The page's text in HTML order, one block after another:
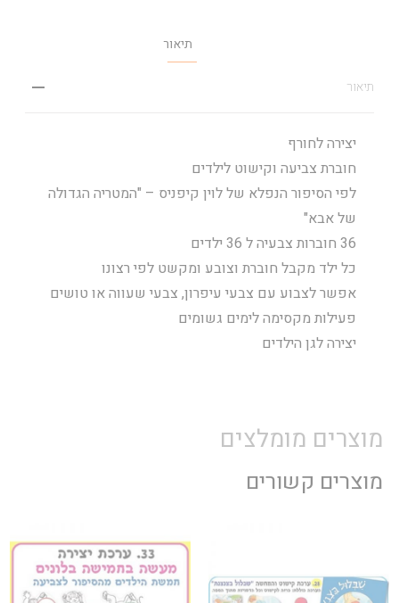
תיאור
תיאור
יצירה לחורף
חוברת צביעה וקישוט לילדים
לפי הסיפור הנפלא של לוין קיפניס – "המטריה הגדולה
של אבא"
36 חוברות צבעיה ל 36 ילדים
כל ילד מקבל חוברת וצובע ומקשט לפי רצונו
אפשר לצבוע עם צבעי עיפרון, צבעי שעווה או טושים
פעילות מקסימה לימים גשומים
יצירה לגן הילדים
מוצרים מומלצים
מוצרים קשורים